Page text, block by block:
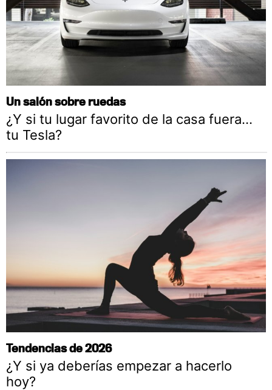
Un salón sobre ruedas
¿Y si tu lugar favorito de la casa fuera…
tu Tesla?
Tendencias de 2026
¿Y si ya deberías empezar a hacerlo
hoy?